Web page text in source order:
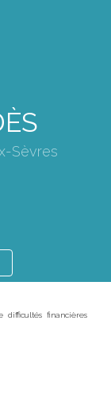
Sèvres
financières